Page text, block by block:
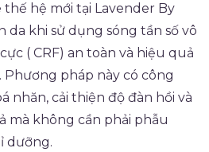
hệ mới tại Lavender By
da khi sử dụng sóng tần số vô
( CRF) an toàn và hiệu quả
pháp này có công
nhăn, cải thiện độ đàn hồi và
mà không cần phải phẫu
dưỡng.